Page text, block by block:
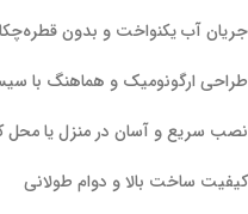
جریان آب یکنواخت و بدون
طراحی ارگونومیک و هماهنگ با
نصب سریع و آسان در منزل یا محل
کیفیت ساخت بالا و دوام طولانی